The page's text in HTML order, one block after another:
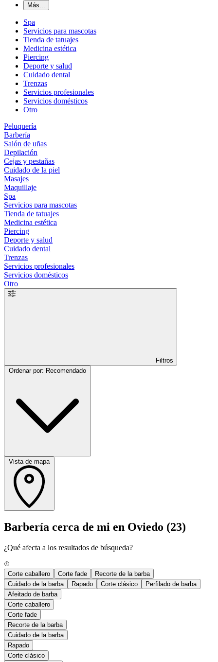
Más...
Spa
Servicios para mascotas
Tienda de tatuajes
Medicina estética
Piercing
Deporte y salud
Cuidado dental
Trenzas
Servicios profesionales
Servicios domésticos
Otro
Peluquería
Barbería
Salón de uñas
Depilación
Cejas y pestañas
Cuidado de la piel
Masajes
Maquillaje
Spa
Servicios para mascotas
Tienda de tatuajes
Medicina estética
Piercing
Deporte y salud
Cuidado dental
Trenzas
Servicios profesionales
Servicios domésticos
Otro
Filtros
Vista de mapa
Barbería cerca de mi en Oviedo (23)
¿Qué afecta a los resultados de búsqueda?
Corte caballero Corte fade
Recorte de la barba
Cuidado de la barba
Rapado Corte clásico
Perfilado de barba
Afeitado de barba
Corte caballero
Corte fade
Recorte de la barba
Cuidado de la barba
Rapado
Corte clásico